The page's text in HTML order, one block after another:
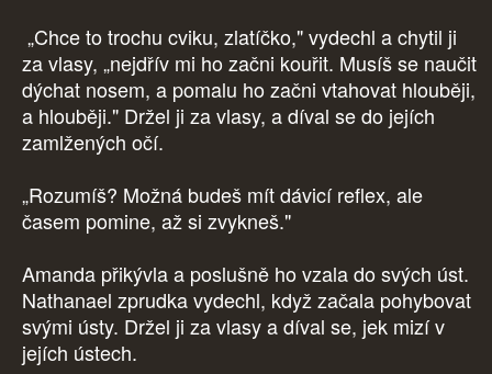
„Chce to trochu cviku, zlatíčko," vydechl a chytil ji
za vlasy, „nejdřív mi ho začni kouřit. Musíš se naučit
dýchat nosem, a pomalu ho začni vtahovat hlouběji,
a hlouběji." Držel ji za vlasy, a díval se do jejích
zamlžených očí.
„Rozumíš? Možná budeš mít dávicí reflex, ale
časem pomine, až si zvykneš."
Amanda přikývla a poslušně ho vzala do svých úst.
Nathanael zprudka vydechl, když začala pohybovat
svými ústy. Držel ji za vlasy a díval se, jek mizí v
jejích ústech.